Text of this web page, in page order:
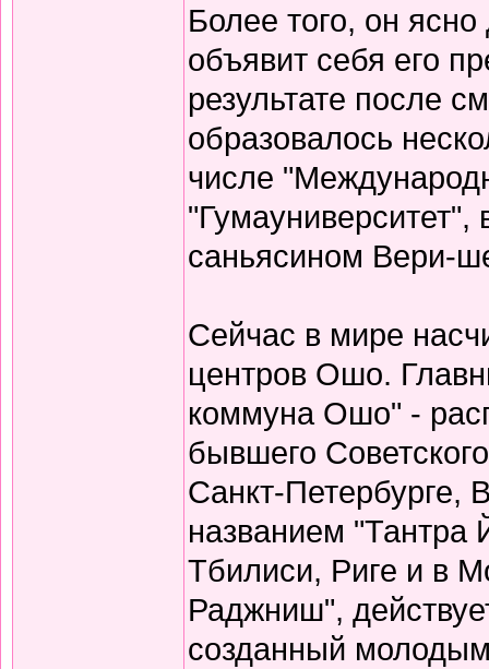
Более того, он
объявит себя его
результате после
образовалось
числе
"Гумауниверситет",
саньясином Вери-
Сейчас в мире
центров Ошо.
коммуна Ошо" -
бывшего
Санкт-Петербурге,
названием "Тантра
Тбилиси, Риге и в
Раджниш",
созданный